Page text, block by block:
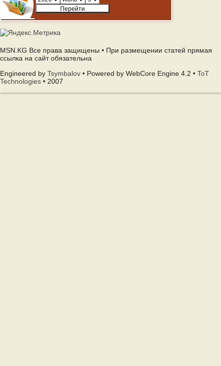
MSN.KG Все права защищены • При размещении статей прямая
ссылка на сайт обязательна
Engineered by Tsymbalov • Powered by WebCore Engine 4.2 • ToT
Technologies • 2007